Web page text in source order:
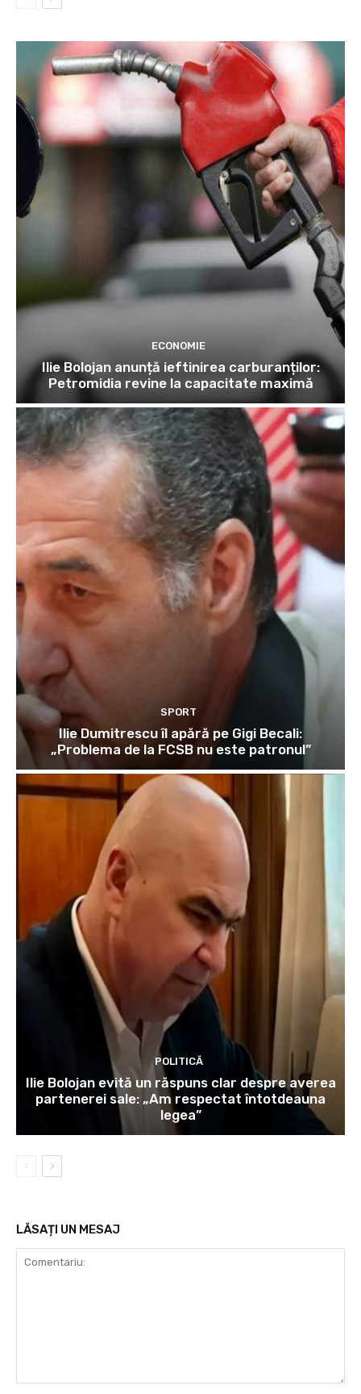
ECONOMIE
Ilie Bolojan anunță ieftinirea carburanților:
Petromidia revine la capacitate maximă
SPORT
Ilie Dumitrescu îl apără pe Gigi Becali:
„Problema de la FCSB nu este patronul”
POLITICĂ
Ilie Bolojan evită un răspuns clar despre averea
partenerei sale: „Am respectat întotdeauna
legea”
LĂSAȚI UN MESAJ